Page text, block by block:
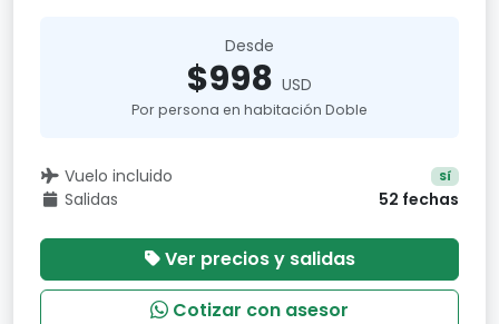
Desde
$998 USD
Por persona en habitación Doble
Vuelo incluido Sí
Salidas 52 fechas
Ver precios y salidas
Cotizar con asesor